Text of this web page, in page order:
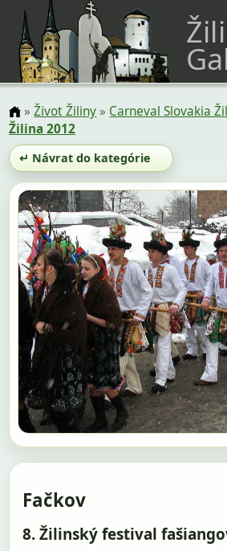
»Život Žiliny» Carneval Slovakia
Žilina 2012
↵ Návrat do kategórie
Fačkov
8. Žilinský festival